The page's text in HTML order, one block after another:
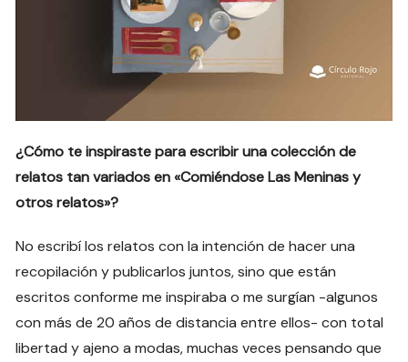
¿Cómo te inspiraste para escribir una colección de
relatos tan variados en «Comiéndose Las Meninas y
otros relatos»?
No escribí los relatos con la intención de hacer una
recopilación y publicarlos juntos, sino que están
escritos conforme me inspiraba o me surgían -algunos
con más de 20 años de distancia entre ellos- con total
libertad y ajeno a modas, muchas veces pensando que